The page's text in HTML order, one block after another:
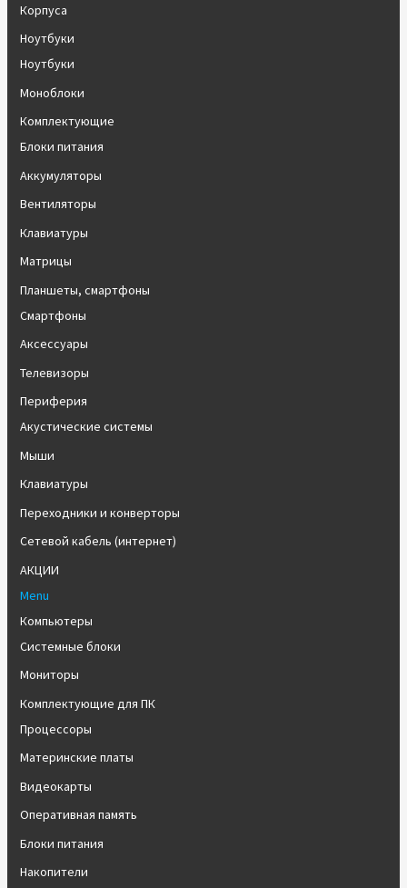
Корпуса
Ноутбуки
Ноутбуки
Моноблоки
Комплектующие
Блоки питания
Аккумуляторы
Вентиляторы
Клавиатуры
Матрицы
Планшеты, смартфоны
Смартфоны
Аксессуары
Телевизоры
Периферия
Акустические системы
Мыши
Клавиатуры
Переходники и конверторы
Сетевой кабель (интернет)
АКЦИИ
Menu
Компьютеры
Системные блоки
Мониторы
Комплектующие для ПК
Процессоры
Материнские платы
Видеокарты
Оперативная память
Блоки питания
Накопители